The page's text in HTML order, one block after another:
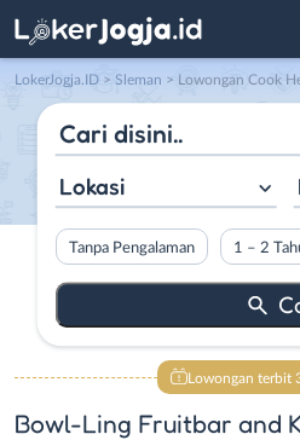
LokerJogja.ID > Sleman > Lowongan Cook Helper – Barista Sup Buah
Lokasi
Tanpa Pengalaman 1 – 2
Lowongan terbit
Bowl-Ling Fruitbar and